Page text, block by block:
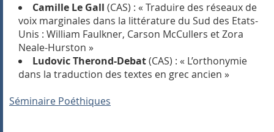
Camille Le Gall (CAS) : « Traduire des réseaux de
voix marginales dans la littérature du Sud des Etats-
Unis : William Faulkner, Carson McCullers et Zora
Neale-Hurston »
Ludovic Therond-Debat(CAS) : « L’orthonymie
dans la traduction des textes en grec ancien »
Séminaire Poéthiques